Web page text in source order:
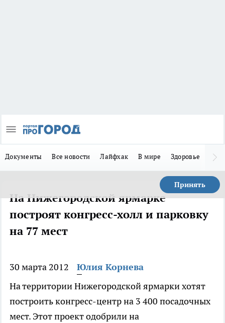
Документы Все новости Лайфхак В мире Здоровье
Принять
На Нижегородской ярмарке
построят конгресс-холл и парковку
на 77 мест
30 марта 2012
Юлия Корнева
На территории Нижегородской ярмарки хотят
построить конгресс-центр на 3 400 посадочных
мест. Этот проект одобрили на